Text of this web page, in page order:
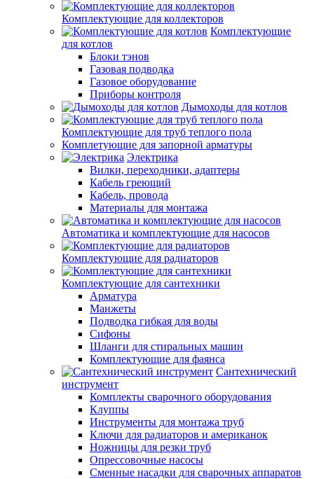
Комплектующие для коллекторов
Комплектующие
для котлов
Блоки тэнов
Газовая подводка
Газовое оборудование
Приборы контроля
Дымоходы для котлов
Комплектующие для труб теплого пола
Комплетующие для запорной арматуры
Электрика
Вилки, переходники, адаптеры
Кабель греющий
Кабель, провода
Материалы для монтажа
Автоматика и комплектующие для насосов
Комплектующие для радиаторов
Комплектующие для сантехники
Арматура
Манжеты
Подводка гибкая для воды
Сифоны
Шланги для стиральных машин
Комплектующие для фаянса
Сантехнический
инструмент
Комплекты сварочного оборудования
Клуппы
Инструменты для монтажа труб
Ключи для радиаторов и американок
Ножницы для резки труб
Опрессовочные насосы
Сменные насадки для сварочных аппаратов